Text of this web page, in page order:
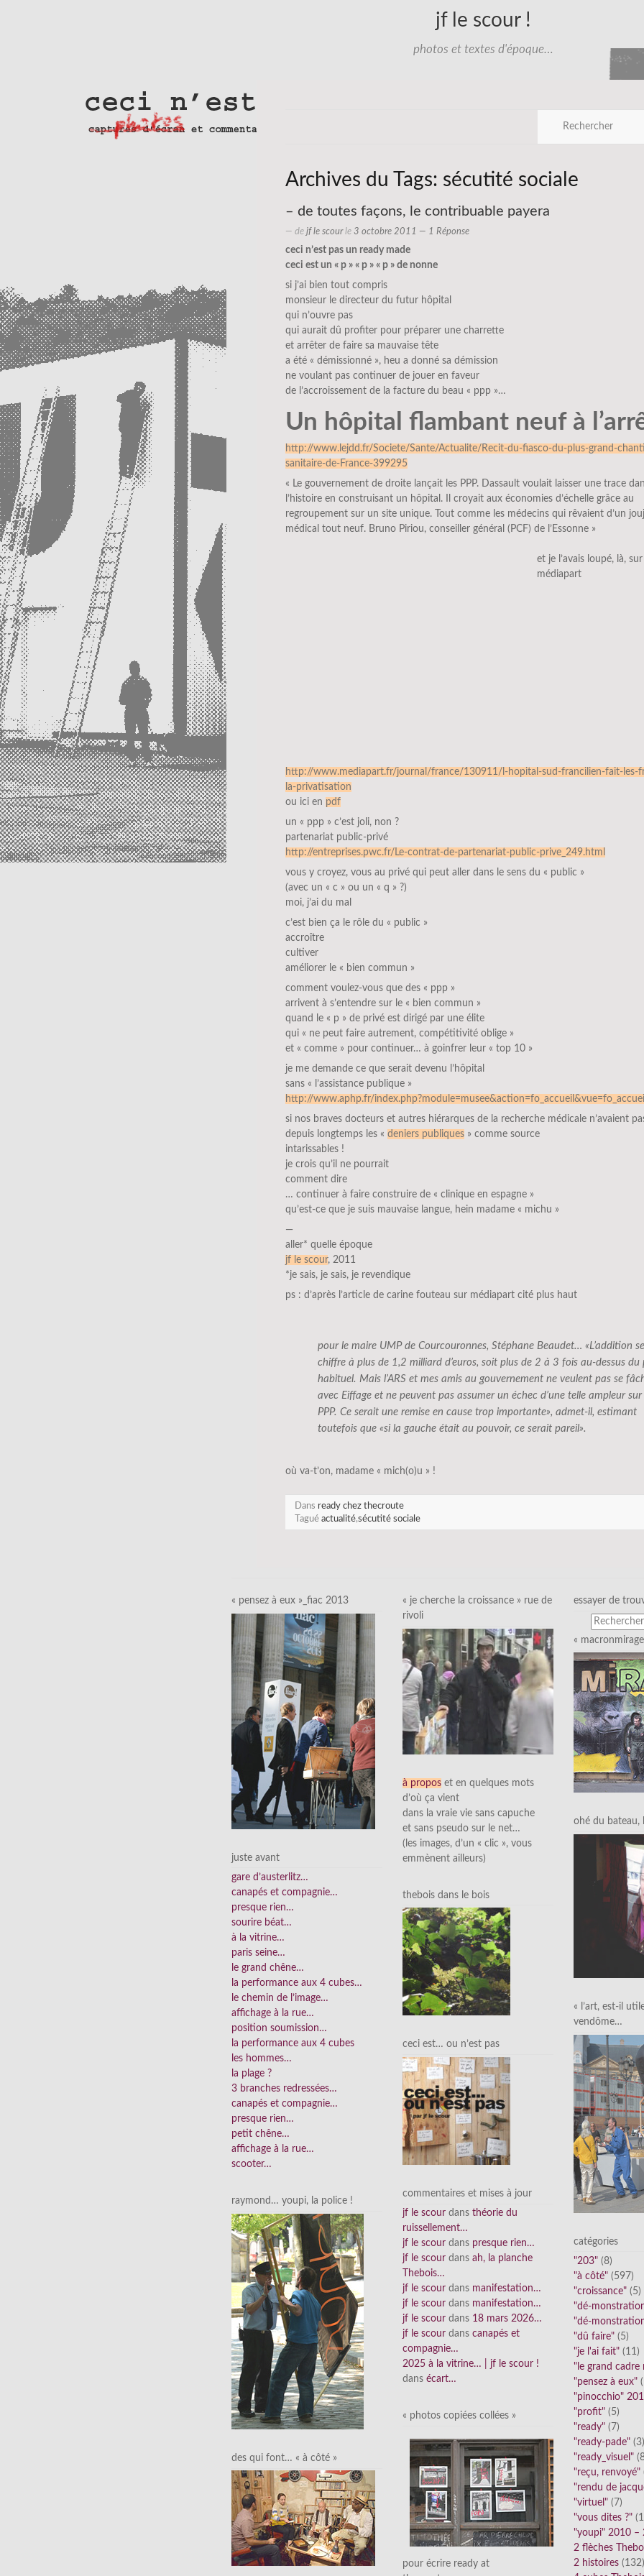
jf le scour !
photos et textes d'époque…
Archives du Tags: sécutité sociale
– de toutes façons, le contribuable payera
— de jf le scourle 3 octobre 2011 — 1 Réponse
ceci n’est pas un ready made
ceci est un « p » « p » « p » de nonne
si j’ai bien tout compris
monsieur le directeur du futur hôpital
qui n’ouvre pas
qui aurait dû profiter pour préparer une charrette
et arrêter de faire sa mauvaise tête
a été « démissionné », heu a donné sa démission
ne voulant pas continuer de jouer en faveur
de l’accroissement de la facture du beau « ppp »…
Un hôpital flambant neuf à
http://www.lejdd.fr/Societe/Sante/Actualite/Recit-du-fiasco-du-plus-grand-
sanitaire-de-France-399295
« Le gouvernement de droite lançait les PPP. Dassault voulait laisser une trace
l’histoire en construisant un hôpital. Il croyait aux économies d’échelle grâce au
regroupement sur un site unique. Tout comme les médecins qui rêvaient d’un
médical tout neuf. Bruno Piriou, conseiller général (PCF) de l’Essonne »
et je l’avais loupé, là, sur
médiapart
http://www.mediapart.fr/journal/france/130911/l-hopital-sud-francilien-fait-les-
la-privatisation
ou ici en pdf
un « ppp » c’est joli, non ?
partenariat public-privé
http://entreprises.pwc.fr/Le-contrat-de-partenariat-public-prive_249.html
vous y croyez, vous au privé qui peut aller dans le sens du « public »
(avec un « c » ou un « q » ?)
moi, j’ai du mal
c’est bien ça le rôle du « public »
accroître
cultiver
améliorer le « bien commun »
comment voulez-vous que des « ppp »
arrivent à s’entendre sur le « bien commun »
quand le « p » de privé est dirigé par une élite
qui « ne peut faire autrement, compétitivité oblige »
et « comme » pour continuer… à goinfrer leur « top 10 »
je me demande ce que serait devenu l’hôpital
sans « l’assistance publique »
http://www.aphp.fr/index.php?module=musee&action=fo_accueil&vue=fo_accueil
si nos braves docteurs et autres hiérarques de la recherche médicale n’avaient
depuis longtemps les « deniers publiques » comme source
intarissables !
je crois qu’il ne pourrait
comment dire
… continuer à faire construire de « clinique en espagne »
qu’est-ce que je suis mauvaise langue, hein madame « michu »
—
aller* quelle époque
jf le scour, 2011
*je sais, je sais, je revendique
ps : d’après l’article de carine fouteau sur médiapart cité plus haut
pour le maire UMP de Courcouronnes, Stéphane Beaudet… «L’addition se
chiffre à plus de 1,2 milliard d’euros, soit plus de 2 à 3 fois au-dessus du
habituel. Mais l’ARS et mes amis au gouvernement ne veulent pas se
avec Eiffage et ne peuvent pas assumer un échec d’une telle ampleur sur
PPP. Ce serait une remise en cause trop importante», admet-il, estimant
toutefois que «si la gauche était au pouvoir, ce serait pareil».
où va-t’on, madame « mich(o)u » !
Dans ready chez thecroute
Tagué actualité,sécutité sociale
« pensez à eux »_fiac 2013
juste avant
gare d’austerlitz…
canapés et compagnie…
presque rien…
sourire béat…
à la vitrine…
paris seine…
le grand chêne…
la performance aux 4 cubes…
le chemin de l’image…
affichage à la rue…
position soumission…
la performance aux 4 cubes
les hommes…
la plage ?
3 branches redressées…
canapés et compagnie…
presque rien…
petit chêne…
affichage à la rue…
scooter…
raymond… youpi, la police !
des qui font… « à côté »
« je cherche la croissance » rue de
rivoli
à propos et en quelques mots
d’où ça vient
dans la vraie vie sans capuche
et sans pseudo sur le net…
(les images, d’un « clic », vous
emmènent ailleurs)
thebois dans le bois
ceci est… ou n’est pas
commentaires et mises à jour
jf le scour dans théorie du
ruissellement…
jf le scour dans presque rien…
jf le scour dans ah, la planche
Thebois…
jf le scour dans manifestation…
jf le scour dans manifestation…
jf le scour dans 18 mars 2026…
jf le scour dans canapés et
compagnie…
2025 à la vitrine… | jf le scour !
dans écart…
« photos copiées collées »
pour écrire ready at
essayer de
«
ohé du bateau,
« l’art, est-il
vendôme…
catégories
"203" (8)
"à côté" (597)
"croissance" (5)
"dé-
"dé-
"dû faire" (5)
"je l'ai fait" (11)
"le grand cadre
"pensez à eux"
"pinocchio"
"profit" (5)
"ready" (7)
"ready-pade" (3)
"ready_visuel"
"reçu, renvoyé"
"rendu de
"virtuel" (7)
"vous dites ?"
"youpi" 2010 –
2 flèches
2 histoires (132)